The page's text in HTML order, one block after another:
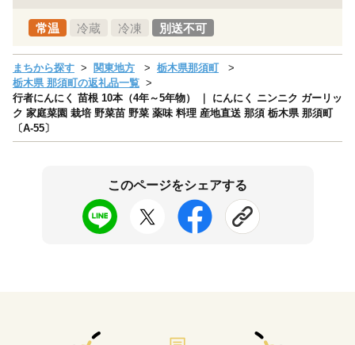
常温 冷蔵 冷凍 別送不可
まちから探す 関東地方
栃木県那須町
栃木県 那須町の返礼品一覧
行者にんにく 苗根 10本（4年～5年物） ｜ にんにく ニンニク ガーリッ
ク 家庭菜園 栽培 野菜苗 野菜 薬味 料理 産地直送 那須 栃木県 那須町
〔A-55〕
このページをシェアする